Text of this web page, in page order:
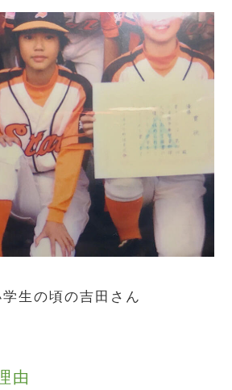
生の頃の吉田さん
由